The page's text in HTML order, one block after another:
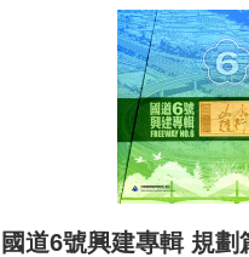
國道6號興建專輯 規劃